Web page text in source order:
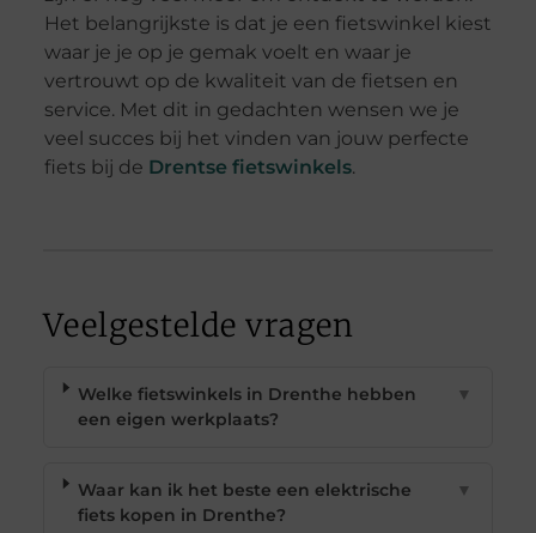
Het belangrijkste is dat je een fietswinkel kiest
waar je je op je gemak voelt en waar je
vertrouwt op de kwaliteit van de fietsen en
service. Met dit in gedachten wensen we je
veel succes bij het vinden van jouw perfecte
fiets bij de Drentse fietswinkels.
Veelgestelde vragen
Welke fietswinkels in Drenthe hebben
een eigen werkplaats?
▼
Waar kan ik het beste een elektrische
fiets kopen in Drenthe?
▼